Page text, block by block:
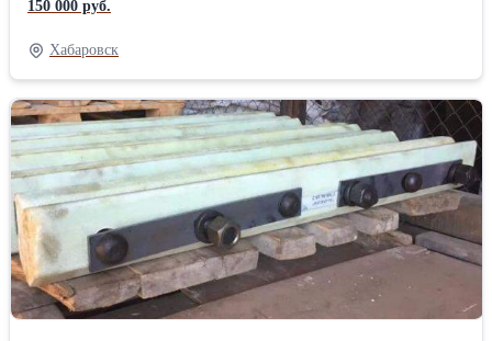
двигателя: Бензиновый Класс мотоцикла: Спортбайк Тактность
запуска: Электростартер и механический стартер Охлаждение
двигателя: Воздушное Объем двигателя, см3: 140 Система
впрыска топлива: Карбюратор
150 000 руб.
Хабаровск